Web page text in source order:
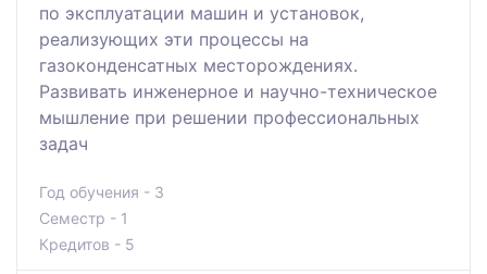
по эксплуатации машин и установок,
реализующих эти процессы на
газоконденсатных месторождениях.
Развивать инженерное и научно-техническое
мышление при решении профессиональных
задач
Год обучения - 3
Семестр - 1
Кредитов - 5